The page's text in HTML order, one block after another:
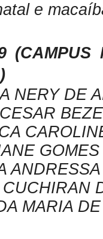
e
(CAMPUS
)
NERY DE
MARIA